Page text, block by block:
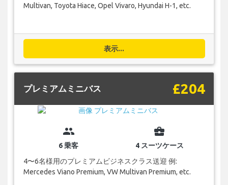
Multivan, Toyota Hiace, Opel Vivaro, Hyundai H-1, etc.
表示...
プレミアムミニバス £204
group
6 乗客
business_center
4 スーツケース
4〜6名様用のプレミアムビジネスクラス送迎 例:
Mercedes Viano Premium, VW Multivan Premium, etc.